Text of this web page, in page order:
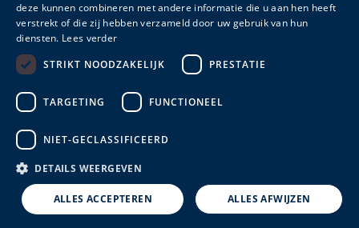
Gerelateerde producten
Referentie
Inhoud
Hoogte
Breedte
KE90204
FRENCH
deze kunnen combineren met andere informatie die u aan hen heeft
verstrekt of die zij hebben verzameld door uw gebruik van hun
diensten. Lees verder
STRIKT NOODZAKELIJK
PRESTATIE
TARGETING FUNCTIONEEL
NIET-GECLASSIFICEERD
DETAILS WEERGEVEN
ALLES ACCEPTEREN ALLES AFWIJZEN